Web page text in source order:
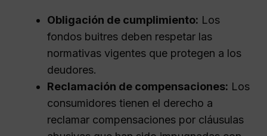
Obligación de cumplimiento: Los
fondos buitres deben respetar las
normativas vigentes que protegen a los
deudores.
Reclamación de compensaciones: Los
consumidores tienen el derecho a
reclamar compensaciones por cláusulas